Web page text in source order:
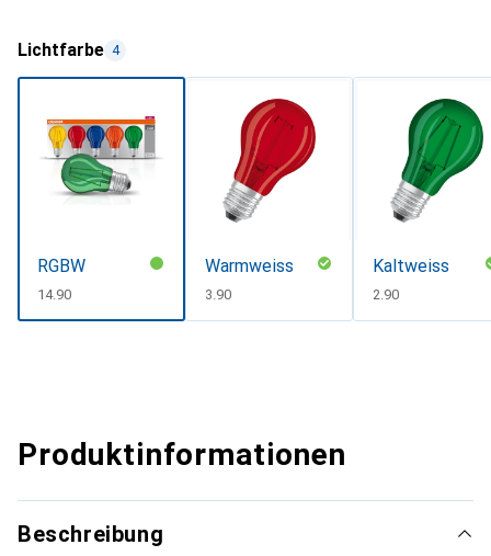
Lichtfarbe 4
RGBW
CHF
14.90
Warmweiss
CHF
3.90
Kaltweiss
CHF
2.90
Produktinformationen
Beschreibung